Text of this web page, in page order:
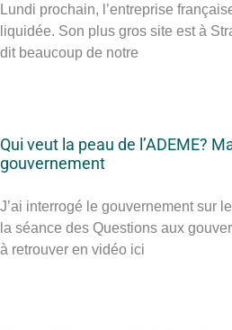
Lundi prochain, l’entreprise
liquidée. Son plus gros site est à
dit beaucoup de notre
Qui veut la peau de l’ADEME?
gouvernement
J’ai interrogé le gouvernement sur
la séance des Questions aux
à retrouver en vidéo ici